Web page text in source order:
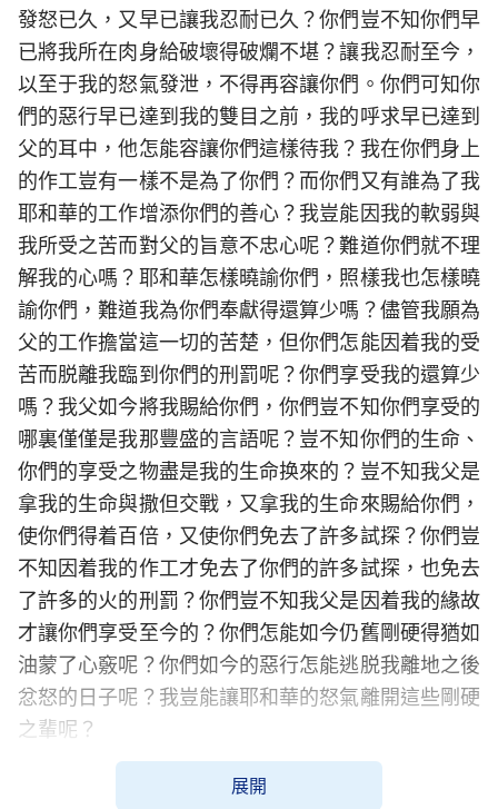
發怒已久，又早已讓我忍耐已久？你們豈不知你們早
已將我所在肉身給破壞得破爛不堪？讓我忍耐至今，
以至于我的怒氣發泄，不得再容讓你們。你們可知你
們的惡行早已達到我的雙目之前，我的呼求早已達到
父的耳中，他怎能容讓你們這樣待我？我在你們身上
的作工豈有一樣不是為了你們？而你們又有誰為了我
耶和華的工作增添你們的善心？我豈能因我的軟弱與
我所受之苦而對父的旨意不忠心呢？難道你們就不理
解我的心嗎？耶和華怎樣曉諭你們，照樣我也怎樣曉
諭你們，難道我為你們奉獻得還算少嗎？儘管我願為
父的工作擔當這一切的苦楚，但你們怎能因着我的受
苦而脱離我臨到你們的刑罰呢？你們享受我的還算少
嗎？我父如今將我賜給你們，你們豈不知你們享受的
哪裏僅僅是我那豐盛的言語呢？豈不知你們的生命、
你們的享受之物盡是我的生命换來的？豈不知我父是
拿我的生命與撒但交戰，又拿我的生命來賜給你們，
使你們得着百倍，又使你們免去了許多試探？你們豈
不知因着我的作工才免去了你們的許多試探，也免去
了許多的火的刑罰？你們豈不知我父是因着我的緣故
才讓你們享受至今的？你們怎能如今仍舊剛硬得猶如
油蒙了心竅呢？你們如今的惡行怎能逃脱我離地之後
忿怒的日子呢？我豈能讓耶和華的怒氣離開這些剛硬
之輩呢？
——《話・卷一 神的顯現與作工・凡屬血氣的無人
展開